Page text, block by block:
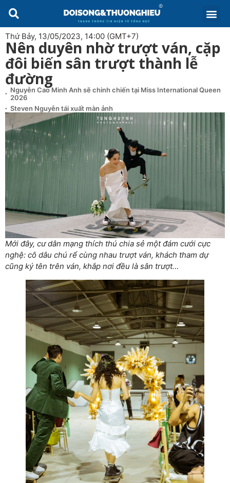
Thứ Bảy, 13/05/2023, 14:00 (GMT+7)
Nên duyên nhờ trượt ván, cặp
đôi biến sân trượt thành lễ
đường
Nguyễn Cao Minh Anh sẽ chinh chiến tại Miss International Queen
2026
Steven Nguyễn tái xuất màn ảnh
Mới đây, cư dân mạng thích thú chia sẻ một đám cưới cực
nghệ: cô dâu chú rể cùng nhau trượt ván, khách tham dự
cũng ký tên trên ván, khắp nơi đều là sân trượt…